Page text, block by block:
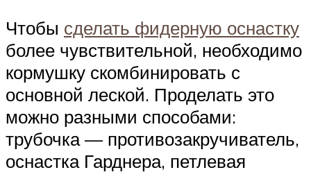
Чтобы сделать фидерную оснастку
более чувствительной, необходимо
кормушку скомбинировать с
основной леской. Проделать это
можно разными способами:
трубочка — противозакручиватель,
оснастка Гарднера, петлевая